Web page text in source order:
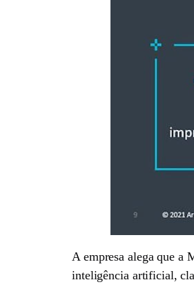
A empresa alega que a
inteligência artificial,